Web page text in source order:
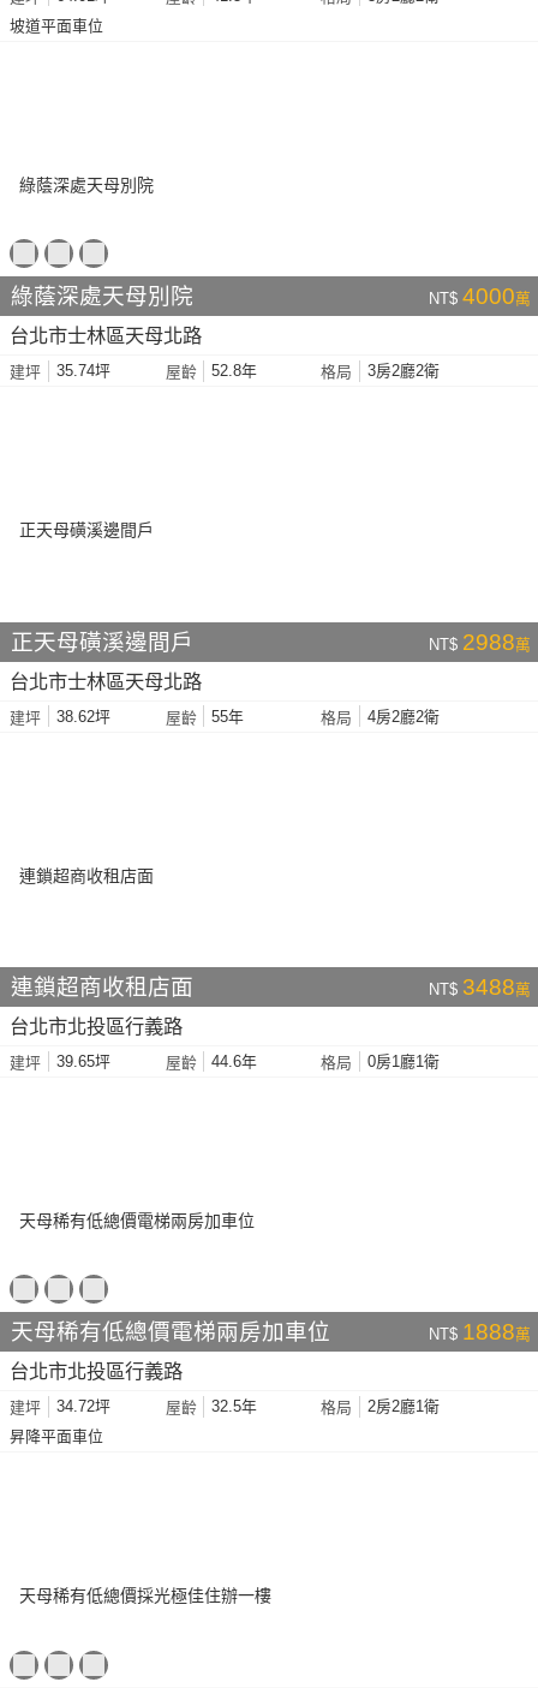
坡道平面車位
綠蔭深處天母別院 NT$ 4000萬
台北市士林區天母北路
建坪 35.74坪 屋齡 52.8年 格局 3房2廳2衛
正天母磺溪邊間戶 NT$ 2988萬
台北市士林區天母北路
建坪 38.62坪 屋齡 55年 格局 4房2廳2衛
連鎖超商收租店面 NT$ 3488萬
台北市北投區行義路
建坪 39.65坪 屋齡 44.6年 格局 0房1廳1衛
天母稀有低總價電梯兩房加車位 NT$ 1888萬
台北市北投區行義路
建坪 34.72坪 屋齡 32.5年 格局
2房2廳1衛
昇降平面車位